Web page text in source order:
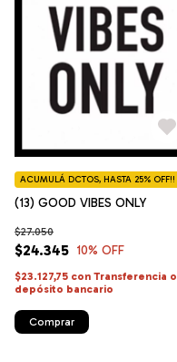
(13) GOOD VIBES ONLY
$24.345
$27.050
10% OFF
ACUMULÁ DCTOS, HASTA 25% OFF!!
$23.127,75 con Transferencia o
depósito bancario
Comprar